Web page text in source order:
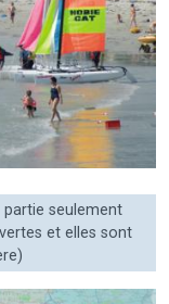
partie seulement
et elles sont